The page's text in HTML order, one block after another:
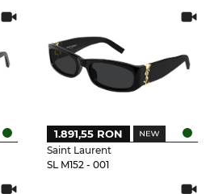
Saint Laurent
SL M152 - 001
1.891,55 RON